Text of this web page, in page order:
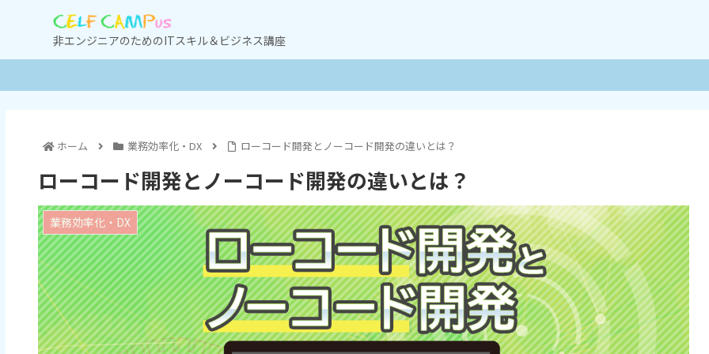
非エンジニアのためのITスキル＆ビジネス講座
ホーム 業務効率化・DX ローコード開発とノーコード開発の違いとは？
ローコード開発とノーコード開発の違いとは？
業務効率化・DX